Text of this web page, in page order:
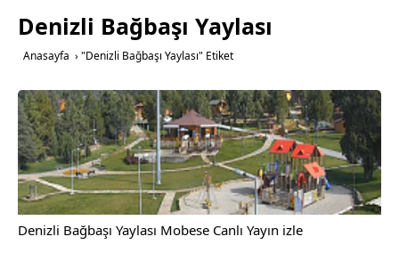
Denizli Bağbaşı Yaylası
Anasayfa › "Denizli Bağbaşı Yaylası" Etiket
Denizli Bağbaşı Yaylası Mobese Canlı Yayın izle